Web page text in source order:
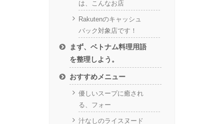
は、こんなお店
Rakutenのキャッシュ
バック対象店です！
まず、ベトナム料理用語
を整理しよう。
おすすめメニュー
優しいスープに癒され
る、フォー
汁なしのライスヌード